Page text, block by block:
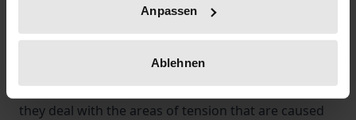
Anpassen
Ablehnen
reality of self-employed professional guardians in
the field of legal guardianship in Germany. The focus
of the qualitative research work is on the self-
perceptions of the professional guardians and how
they deal with the areas of tension that are caused